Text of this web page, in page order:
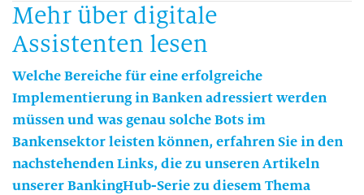
Mehr über digitale
Assistenten lesen
Welche Bereiche für eine erfolgreiche
Implementierung in Banken adressiert werden
müssen und was genau solche Bots im
Bankensektor leisten können, erfahren Sie in den
nachstehenden Links, die zu unseren Artikeln
unserer BankingHub-Serie zu diesem Thema